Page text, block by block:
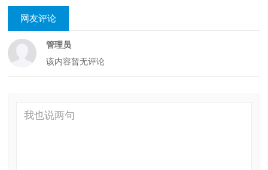
网友评论
管理员
该内容暂无评论